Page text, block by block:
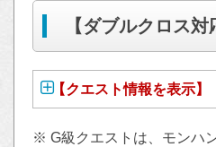
【ダブルクロス
【クエスト情報を表示】
※ G級クエストは、モンハ